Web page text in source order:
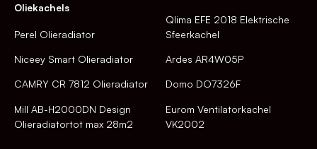
Oliekachels
Perel Olieradiator
Niceey Smart Olieradiator
CAMRY CR 7812 Olieradiator
Mill AB-H2000DN Design
Olieradiatortot max 28m2
Qlima EFE 2018 Elektrische
Sfeerkachel
Ardes AR4W05P
Domo DO7326F
Eurom Ventilatorkachel
VK2002